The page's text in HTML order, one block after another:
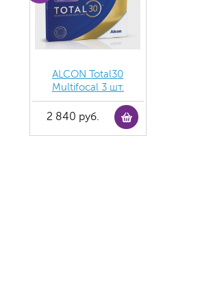
ALCON Total30
Multifocal 3 шт.
2 840 руб.